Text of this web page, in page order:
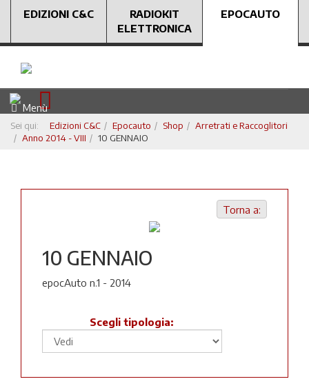
EDIZIONI C&C
RADIOKIT
ELETTRONICA
EPOCAUTO
Menù
Sei qui: Edizioni C&C Epocauto Shop
Arretrati e Raccoglitori
Anno 2014 - VIII
10 GENNAIO
Torna a:
10 GENNAIO
epocAuto n.1 - 2014
Scegli tipologia: